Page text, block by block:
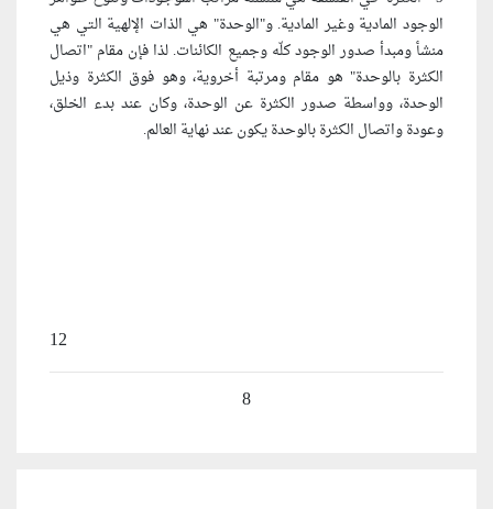
الوجود المادية وغير المادية. و"الوحدة" هي الذات الإلهية التي هي
منشأ ومبدأ صدور الوجود كلّه وجميع الكائنات. لذا فإن مقام "اتصال
الكثرة بالوحدة" هو مقام ومرتبة أخروية، وهو فوق الكثرة وذيل
الوحدة، وواسطة صدور الكثرة عن الوحدة، وكان عند بدء الخلق،
وعودة واتصال الكثرة بالوحدة يكون عند نهاية العالم.
12
8